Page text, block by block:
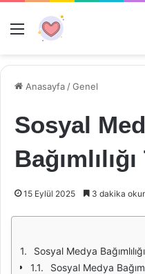
Menü
Anasayfa /Genel
Sosyal
15 Eylül 2025 3 dakika
Sosyal Medya
Sosyal Medya